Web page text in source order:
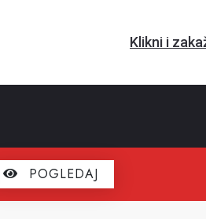
Klikni i
POGLEDAJ